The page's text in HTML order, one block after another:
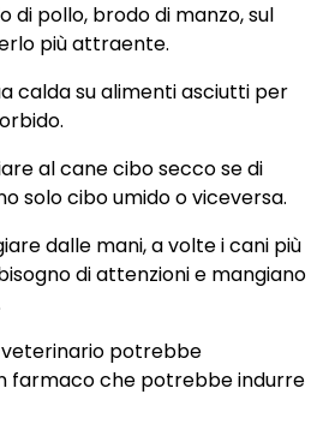
di pollo, brodo di manzo, sul
più attraente.
calda su alimenti asciutti per
al cane cibo secco se di
solo cibo umido o viceversa.
dalle mani, a volte i cani più
di attenzioni e mangiano
veterinario potrebbe
farmaco che potrebbe indurre